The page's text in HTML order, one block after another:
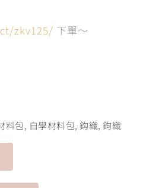
zkv125/ 下單～
料包, 自學材料包, 鈎織, 鉤織